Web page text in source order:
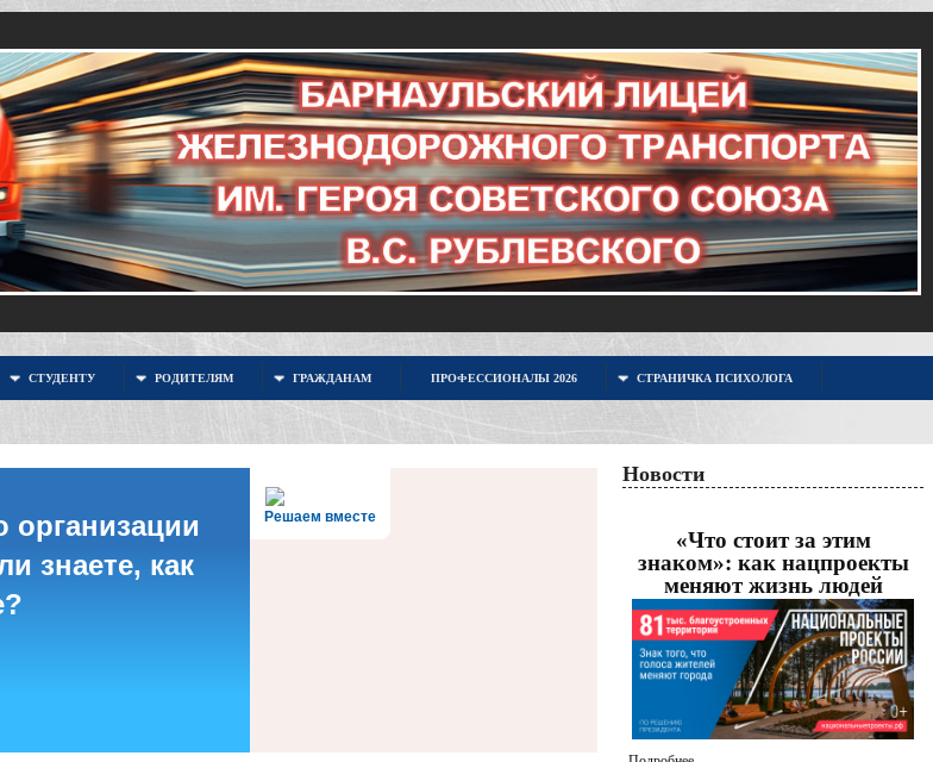
СТУДЕНТУ РОДИТЕЛЯМ ГРАЖДАНАМ ПРОФЕССИОНАЛЫ 2026 СТРАНИЧКА ПСИХОЛОГА
Решаем вместе
организации
знаете, как
Новости
«Что стоит за этим
знаком»: как нацпроекты
меняют жизнь людей